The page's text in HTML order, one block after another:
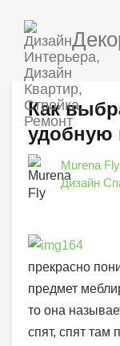
Как
удобную
Murena Fly
Дизайн
прекрасно
предмет
то она
спят, спят там